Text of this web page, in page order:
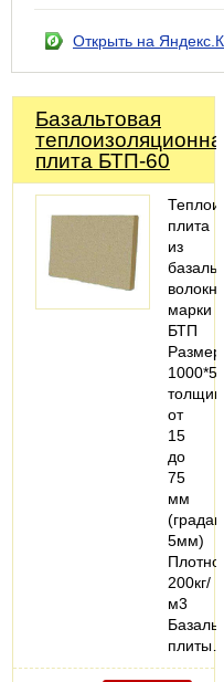
Открыть на
Базальтовая
теплоизоляционная
плита БТП-60
плита
из
волокна
марки
БТП
Размеры
от
15
до
75
мм
5мм)
200кг/
м3
плиты…